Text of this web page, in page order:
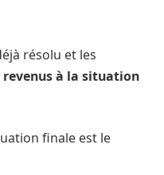
résolu et les
revenus à la situation
finale est le